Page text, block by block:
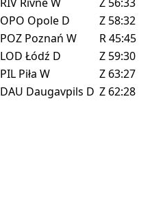
OPO Opole D Z 58:32
POZ Poznań W R45:45
LOD Łódź D Z 59:30
PIL Piła W Z 63:27
DAU Daugavpils D Z 62:28